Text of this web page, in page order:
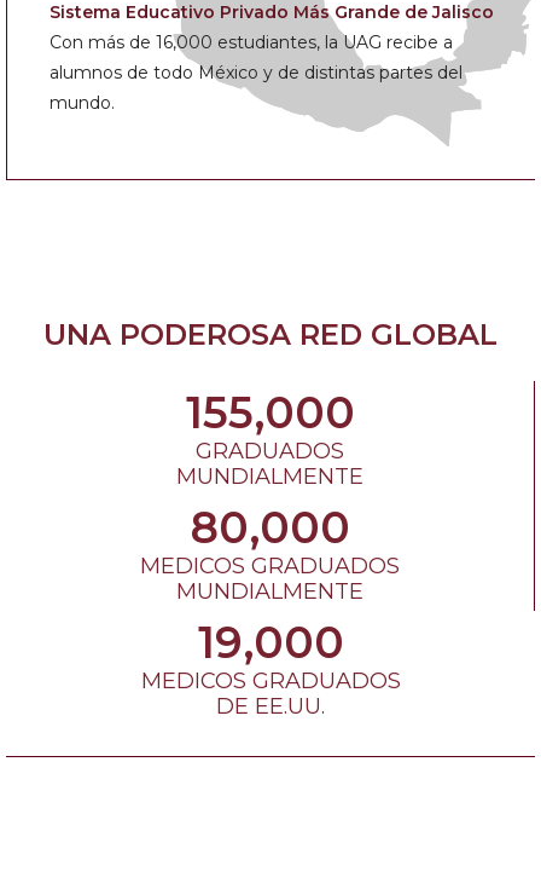
Sistema Educativo Privado Más Grande de Jalisco
Con más de 16,000 estudiantes, la UAG recibe a
alumnos de todo México y de distintas partes del
mundo.
UNA PODEROSA RED GLOBAL
155,000
GRADUADOS
MUNDIALMENTE
80,000
MEDICOS GRADUADOS
MUNDIALMENTE
19,000
MEDICOS GRADUADOS
DE EE.UU.